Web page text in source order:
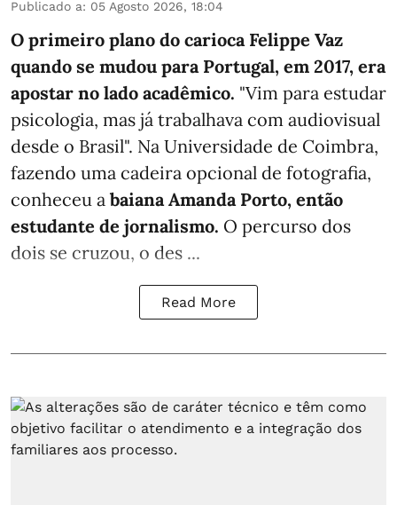
Publicado a: 05 Agosto 2026, 18:04
O primeiro plano do carioca Felippe Vaz
quando se mudou para Portugal, em 2017, era
apostar no lado acadêmico. "Vim para estudar
psicologia, mas já trabalhava com audiovisual
desde o Brasil". Na Universidade de Coimbra,
fazendo uma cadeira opcional de fotografia,
conheceu a baiana Amanda Porto, então
estudante de jornalismo. O percurso dos
dois se cruzou, o des ...
Read More